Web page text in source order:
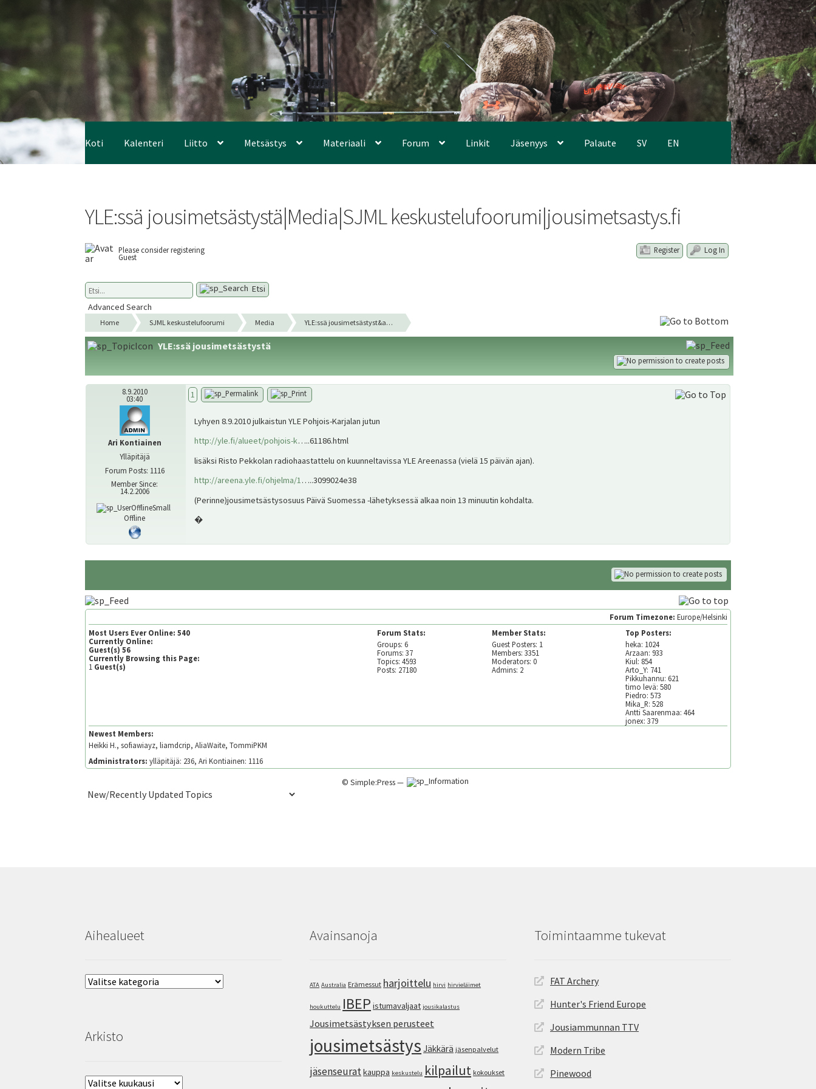
Koti Kalenteri Liitto Metsästys Materiaali Forum Linkit Jäsenyys Palaute SV EN
YLE:ssä jousimetsästystä|Media|SJML keskustelufoorumi|jousimetsastys.fi
Please consider registering
Guest
Log In
Register
Etsi
Advanced Search
Home SJML keskustelufoorumi Media YLE:ssä jousimetsästyst&a…
YLE:ssä jousimetsästystä
8.9.2010
03:40
Ari Kontiainen
Ylläpitäjä
Forum Posts: 1116
Member Since:
14.2.2006
Offline
1
Lyhyen 8.9.2010 julkaistun YLE Pohjois-Karjalan jutun
http://yle.fi/alueet/pohjois-k…..61186.html
lisäksi Risto Pekkolan radiohaastattelu on kuunneltavissa YLE Areenassa (vielä 15 päivän ajan).
http://areena.yle.fi/ohjelma/1…..3099024e38
(Perinne)jousimetsästysosuus Päivä Suomessa -lähetyksessä alkaa noin 13 minuutin kohdalta.
�
Forum Timezone: Europe/Helsinki
Most Users Ever Online:540
Currently Online:
Guest(s)56
Currently Browsing this Page:
1 Guest(s)
Top Posters:
heka: 1024
Arzaan: 933
Kiul: 854
Arto_Y: 741
Pikkuhannu: 621
timo levä: 580
Piedro: 573
Mika_R: 528
Antti Saarenmaa: 464
jonex: 379
Member Stats:
Guest Posters: 1
Members: 3351
Moderators: 0
Admins: 2
Forum Stats:
Groups: 6
Forums: 37
Topics: 4593
Posts: 27180
Newest Members:
Heikki H., sofiawiayz, liamdcrip, AliaWaite, TommiPKM
Administrators:ylläpitäjä: 236, Ari Kontiainen: 1116
© Simple:Press—
Aihealueet
Aihealueet
Arkisto
Arkisto
Avainsanoja
ATA Australia Erämessut harjoittelu hirvi hirvieläimet
houkuttelu IBEP istumavaljaat jousikalastus
Jousimetsästyksen perusteet
jousimetsästys Jäkkärä jäsenpalvelut
jäsenseuratkauppa keskustelu kilpailut kokoukset
Toimintaamme tukevat
FAT Archery
Hunter's Friend Europe
Jousiammunnan TTV
Modern Tribe
Pinewood